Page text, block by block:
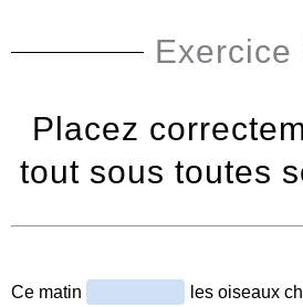
Exercice
Placez
tout sous toutes